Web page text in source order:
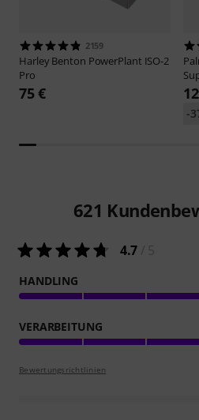
2159
Harley Benton PowerPlant ISO-2
Pro
75 €
-
621
4.7
HANDLING
VERARBEITUNG
Bewertungsrichtlinien